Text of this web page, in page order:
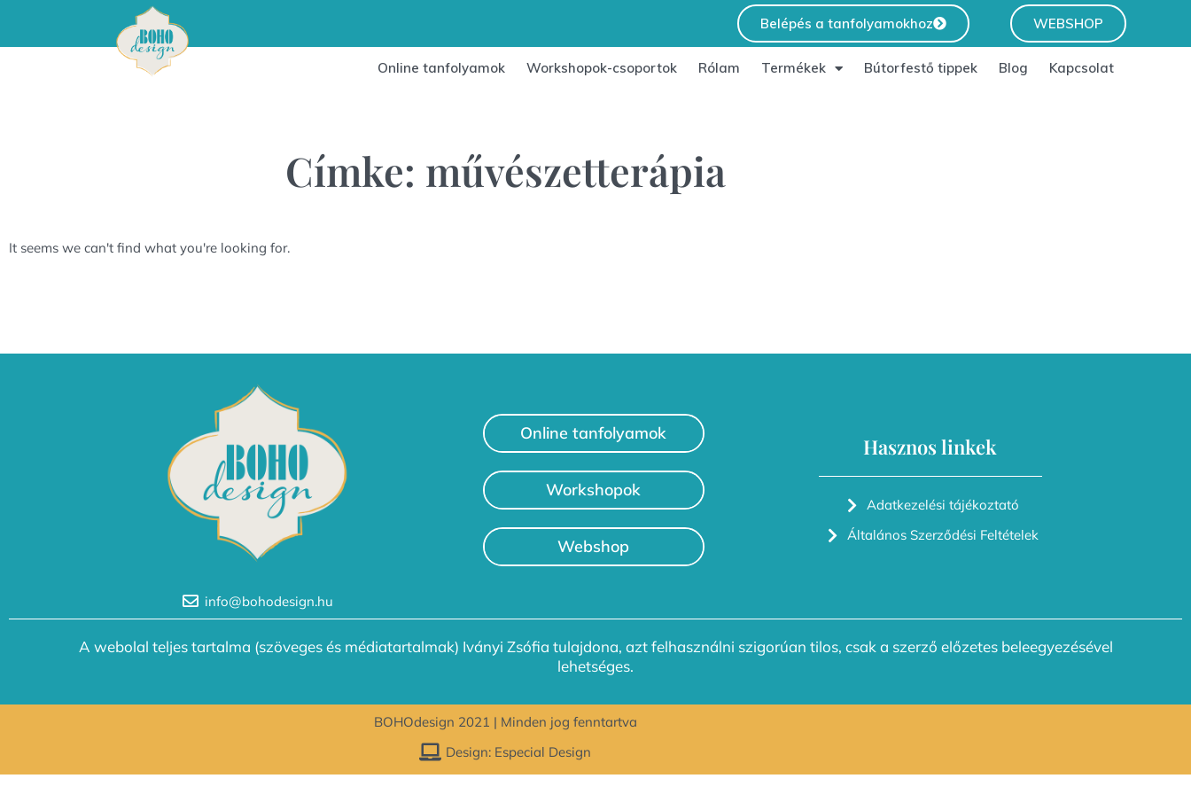
Belépés a tanfolyamokhoz WEBSHOP
Online tanfolyamok Workshopok-csoportok Rólam Termékek Bútorfestő tippek Blog Kapcsolat
Címke: művészetterápia
It seems we can't find what you're looking for.
info@bohodesign.hu
Online tanfolyamok
Workshopok
Webshop
Hasznos linkek
Adatkezelési tájékoztató
Általános Szerződési Feltételek
A webolal teljes tartalma (szöveges és médiatartalmak) Iványi Zsófia tulajdona, azt felhasználni szigorúan tilos, csak a szerző előzetes beleegyezésével
lehetséges.
BOHOdesign 2021 | Minden jog fenntartva
Design: Especial Design